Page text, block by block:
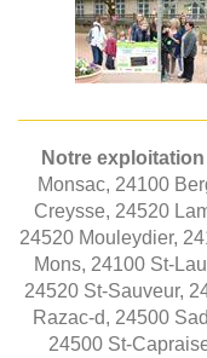
Notre
Monsac, 24100
Creysse, 24520
24520 Mouleydier,
Mons, 24100 St-
24520 St-Sauveur,
Razac-d, 24500
24500 St-